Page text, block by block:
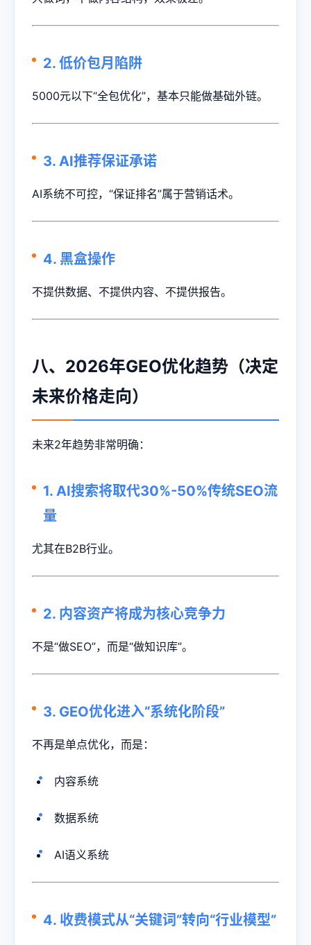
2. 低价包月陷阱
5000元以下“全包优化”，基本只能做基础外链。
3. AI推荐保证承诺
AI系统不可控，“保证排名”属于营销话术。
4. 黑盒操作
不提供数据、不提供内容、不提供报告。
八、2026年GEO优化趋势（决定
未来价格走向）
未来2年趋势非常明确：
1. AI搜索将取代30%-50%传统SEO流
量
尤其在B2B行业。
2. 内容资产将成为核心竞争力
不是“做SEO”，而是“做知识库”。
3. GEO优化进入“系统化阶段”
不再是单点优化，而是：
内容系统
数据系统
AI语义系统
4. 收费模式从“关键词”转向“行业模型”